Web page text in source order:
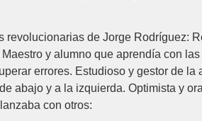
de Jorge Rodríguez:
y alumno que aprendía con
errores. Estudioso y gestor de
abajo y a la izquierda. Optimista y
con otros: